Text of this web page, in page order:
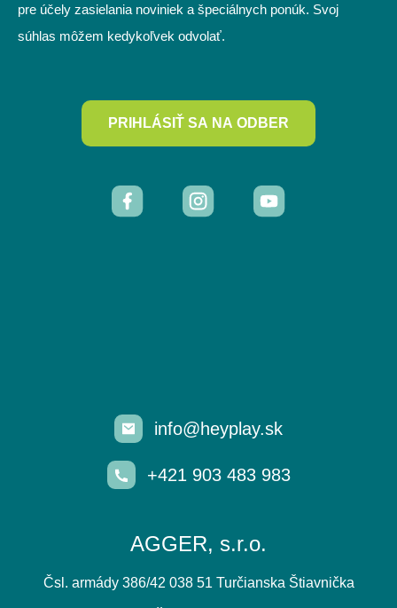
info@heyplay.sk
+421 903 483 983
AGGER, s.r.o.
Čsl. armády 386/42 038 51 Turčianska Štiavnička
pre účely zasielania noviniek a špeciálnych ponúk. Svoj
súhlas môžem kedykoľvek odvolať.
PRIHLÁSIŤ SA NA ODBER